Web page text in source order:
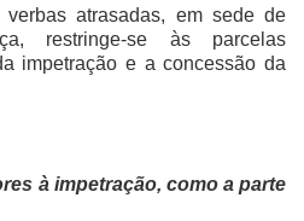
atrasadas, em sede de
restringe-se às parcelas
impetração e a concessão da
à impetração, como a parte